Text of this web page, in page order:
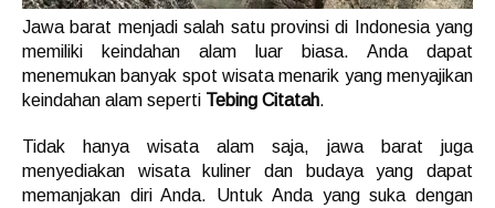
Jawa barat menjadi salah satu provinsi di Indonesia yang
memiliki keindahan alam luar biasa. Anda dapat
menemukan banyak spot wisata menarik yang menyajikan
keindahan alam seperti Tebing Citatah.
Tidak hanya wisata alam saja, jawa barat juga
menyediakan wisata kuliner dan budaya yang dapat
memanjakan diri Anda. Untuk Anda yang suka dengan